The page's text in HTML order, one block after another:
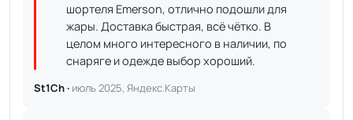
шортеля Emerson, отлично подошли для
жары. Доставка быстрая, всё чётко. В
целом много интересного в наличии, по
снаряге и одежде выбор хороший.
St1Ch · июль 2025, Яндекс.Карты